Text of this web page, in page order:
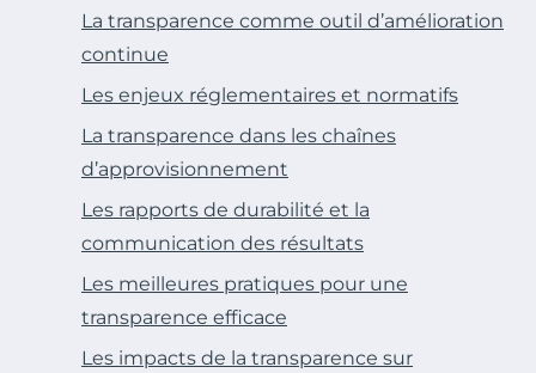
La transparence comme outil d’amélioration
continue
Les enjeux réglementaires et normatifs
La transparence dans les chaînes
d’approvisionnement
Les rapports de durabilité et la
communication des résultats
Les meilleures pratiques pour une
transparence efficace
Les impacts de la transparence sur